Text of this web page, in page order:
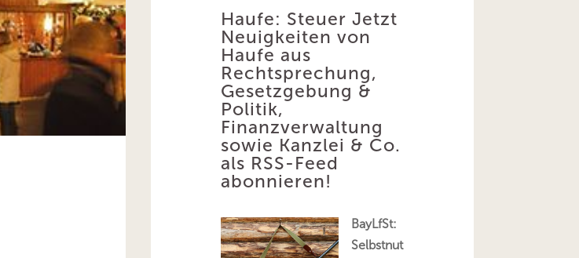
Haufe: Steuer Jetzt
Neuigkeiten von
Haufe aus
Rechtsprechung,
Gesetzgebung &
Politik,
Finanzverwaltung
sowie Kanzlei & Co.
als RSS-Feed
abonnieren!
BayLfSt:
Selbstnut